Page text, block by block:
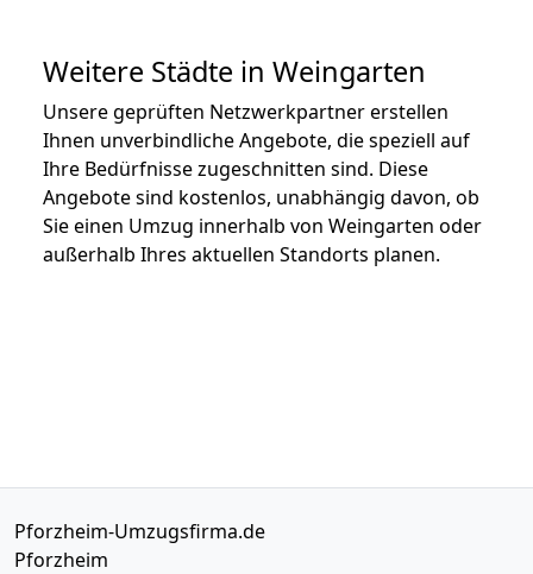
Weitere Städte in Weingarten
Unsere geprüften Netzwerkpartner erstellen
Ihnen unverbindliche Angebote, die speziell auf
Ihre Bedürfnisse zugeschnitten sind. Diese
Angebote sind kostenlos, unabhängig davon, ob
Sie einen Umzug innerhalb von Weingarten oder
außerhalb Ihres aktuellen Standorts planen.
Pforzheim-Umzugsfirma.de
Pforzheim